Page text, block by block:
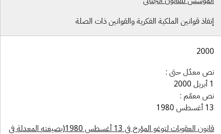
قوانين الملكية الفكرية والقوانين ذات الصلة
معدّل حتى :
معمّم :
قانون العقوبات لتوغو المؤرخ في 13 أغسطس 1980(بصيغته المعدلة في